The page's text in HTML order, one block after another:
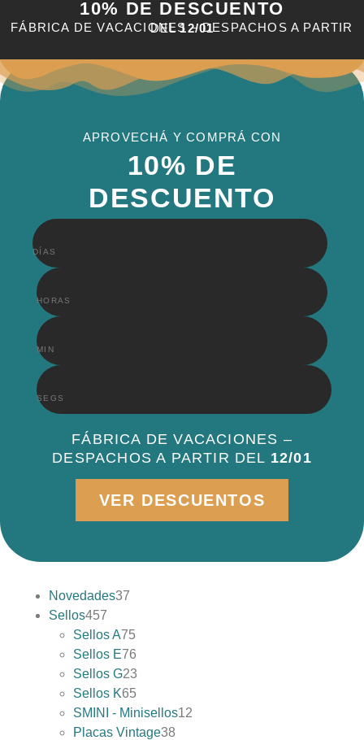
10% DE DESCUENTO
FÁBRICA DE VACACIONES – DESPACHOS A PARTIR DEL12/01
APROVECHÁ Y COMPRÁ CON
10% DE
DESCUENTO
DÍAS
HORAS
MIN
SEGS
FÁBRICA DE VACACIONES –
DESPACHOS A PARTIR DEL 12/01
VER DESCUENTOS
Novedades37
Sellos457
Sellos A75
Sellos E76
Sellos G23
Sellos K65
SMINI - Minisellos12
Placas Vintage38